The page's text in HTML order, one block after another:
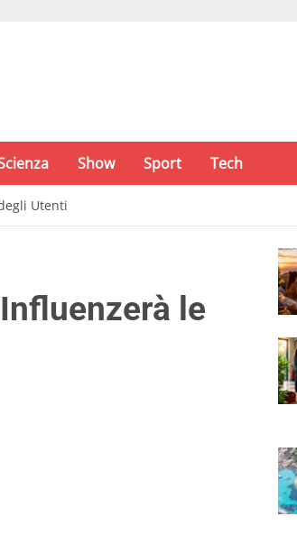
Show Sport Tech
Utenti
le